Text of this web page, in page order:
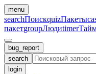
menu
searchПоискquizПакеты
пакетgroupЛюдиtimer
bug_report
search
login